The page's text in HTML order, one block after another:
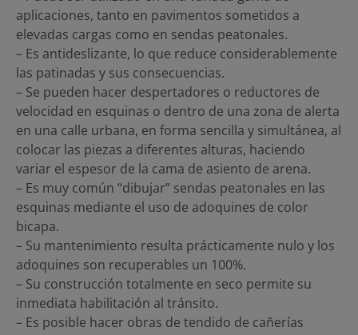
aplicaciones, tanto en pavimentos sometidos a
elevadas cargas como en sendas peatonales.
– Es antideslizante, lo que reduce considerablemente
las patinadas y sus consecuencias.
– Se pueden hacer despertadores o reductores de
velocidad en esquinas o dentro de una zona de alerta
en una calle urbana, en forma sencilla y simultánea, al
colocar las piezas a diferentes alturas, haciendo
variar el espesor de la cama de asiento de arena.
– Es muy común “dibujar” sendas peatonales en las
esquinas mediante el uso de adoquines de color
bicapa.
– Su mantenimiento resulta prácticamente nulo y los
adoquines son recuperables un 100%.
– Su construcción totalmente en seco permite su
inmediata habilitación al tránsito.
– Es posible hacer obras de tendido de cañerías